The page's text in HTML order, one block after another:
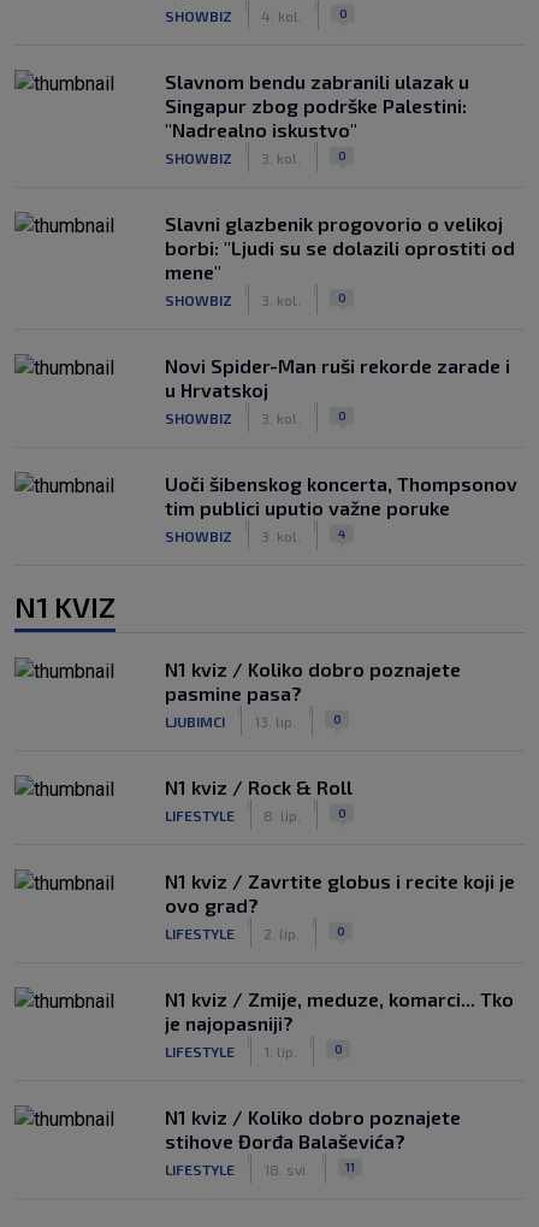
SHOWBIZ 4. kol. 0
Slavnom bendu zabranili ulazak u
Singapur zbog podrške Palestini:
"Nadrealno iskustvo"
SHOWBIZ 3. kol. 0
Slavni glazbenik progovorio o velikoj
borbi: "Ljudi su se dolazili oprostiti od
mene"
SHOWBIZ 3. kol. 0
Novi Spider-Man ruši rekorde zarade i
u Hrvatskoj
SHOWBIZ 3. kol. 0
Uoči šibenskog koncerta, Thompsonov
tim publici uputio važne poruke
SHOWBIZ 3. kol. 4
N1 KVIZ
N1 kviz / Koliko dobro poznajete
pasmine pasa?
LJUBIMCI 13. lip. 0
N1 kviz / Rock & Roll
LIFESTYLE 8. lip. 0
N1 kviz / Zavrtite globus i recite koji je
ovo grad?
LIFESTYLE 2. lip. 0
N1 kviz / Zmije, meduze, komarci... Tko
je najopasniji?
LIFESTYLE 1. lip. 0
N1 kviz / Koliko dobro poznajete
stihove Đorđa Balaševića?
LIFESTYLE 18. svi. 11